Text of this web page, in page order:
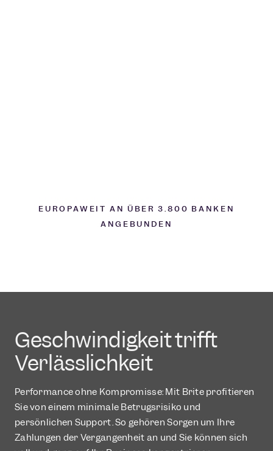
EUROPAWEIT AN ÜBER 3.800 BANKEN
ANGEBUNDEN
Geschwindigkeit trifft
Verlässlichkeit
Performance ohne Kompromisse: Mit Brite profitieren
Sie von einem minimale Betrugsrisiko und
persönlichen Support. So gehören Sorgen um Ihre
Zahlungen der Vergangenheit an und Sie können sich